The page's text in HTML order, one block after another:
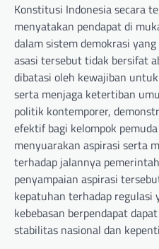
Konstitusi Indonesia secara
menyatakan pendapat di
dalam sistem demokrasi
asasi tersebut tidak bersifat
dibatasi oleh kewajiban
serta menjaga ketertiban
politik kontemporer,
efektif bagi kelompok
menyuarakan aspirasi serta
terhadap jalannya
penyampaian aspirasi
kepatuhan terhadap regulasi
kebebasan berpendapat
stabilitas nasional dan